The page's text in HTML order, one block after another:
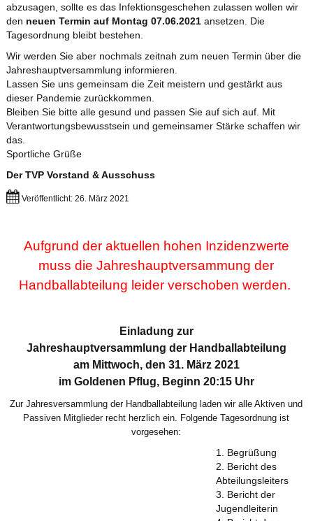
abzusagen, sollte es das Infektionsgeschehen zulassen wollen wir
den neuen Termin auf Montag 07.06.2021ansetzen. Die
Tagesordnung bleibt bestehen.
Wir werden Sie aber nochmals zeitnah zum neuen Termin über die
Jahreshauptversammlung informieren.
Lassen Sie uns gemeinsam die Zeit meistern und gestärkt aus
dieser Pandemie zurückkommen.
Bleiben Sie bitte alle gesund und passen Sie auf sich auf. Mit
Verantwortungsbewusstsein und gemeinsamer Stärke schaffen wir
das.
Sportliche Grüße
Der TVP Vorstand & Ausschuss
Veröffentlicht: 26. März 2021
Aufgrund der aktuellen hohen Inzidenzwerte
muss die Jahreshauptversammung der
Handballabteilung leider verschoben werden.
Einladung zur
Jahreshauptversammlung der Handballabteilung
am Mittwoch, den 31. März 2021
im Goldenen Pflug, Beginn 20:15 Uhr
Zur Jahresversammlung der Handballabteilung laden wir alle Aktiven und
Passiven Mitglieder recht herzlich ein. Folgende Tagesordnung ist
vorgesehen:
1. Begrüßung
2. Bericht des
Abteilungsleiters
3. Bericht der
Jugendleiterin